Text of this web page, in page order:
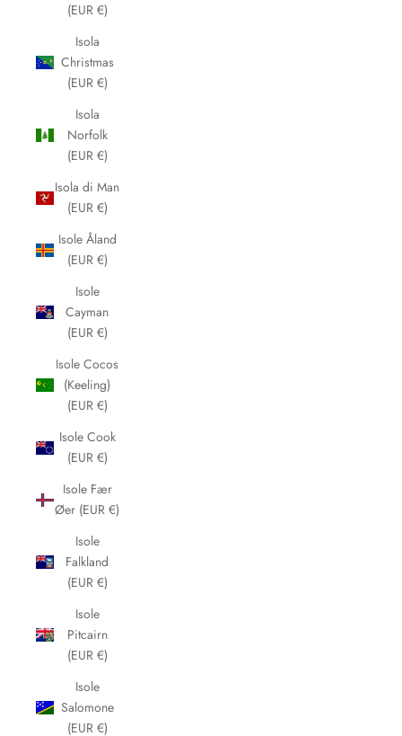
(EUR €)
Isola
Christmas
(EUR €)
Isola
Norfolk
(EUR €)
Isola di Man
(EUR €)
Isole Åland
(EUR €)
Isole
Cayman
(EUR €)
Isole Cocos
(Keeling)
(EUR €)
Isole Cook
(EUR €)
Isole Fær
Øer (EUR €)
Isole
Falkland
(EUR €)
Isole
Pitcairn
(EUR €)
Isole
Salomone
(EUR €)